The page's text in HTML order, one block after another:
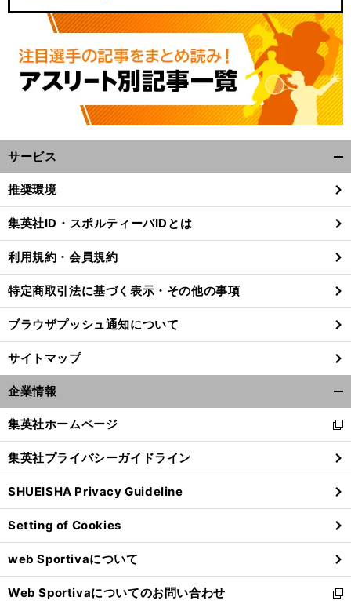
.
サービス
閉
る
推奨環境
集英社ID・スポルティーバIDとは
利用規約・会員規約
特定商取引法に基づく表示・その他の事項
ブラウザプッシュ通知について
サイトマップ
企業情報
閉
る
集英社ホームページ
新
し
い
ウ
ィ
ン
ド
ウ
で
開
く
集英社プライバシーガイドライン
SHUEISHA Privacy Guideline
Setting of Cookies
web Sportivaについて
Web Sportivaについてのお問い合わせ
新